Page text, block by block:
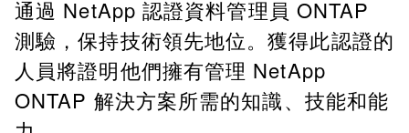
通過 NetApp 認證資料管理員 ONTAP
測驗，保持技術領先地位。獲得此認證的
人員將證明他們擁有管理 NetApp
ONTAP 解決方案所需的知識、技能和能